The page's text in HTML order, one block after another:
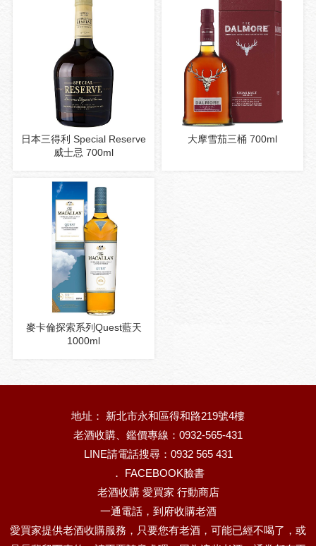
日本三得利 Special Reserve
威士忌 700ml
大摩雪茄三桶 700ml
麥卡倫探索系列Quest藍天
1000ml
地址： 新北市永和區得和路219號4樓
老酒收購、鑑價專線：0932-565-431
LINE請電話搜尋：0932 565 431
． FACEBOOK臉書
老酒收購 愛買家 行動商店
一通電話，到府收購老酒
愛買家提供老酒收購服務，只要您有老酒，可能已經不喝了，或